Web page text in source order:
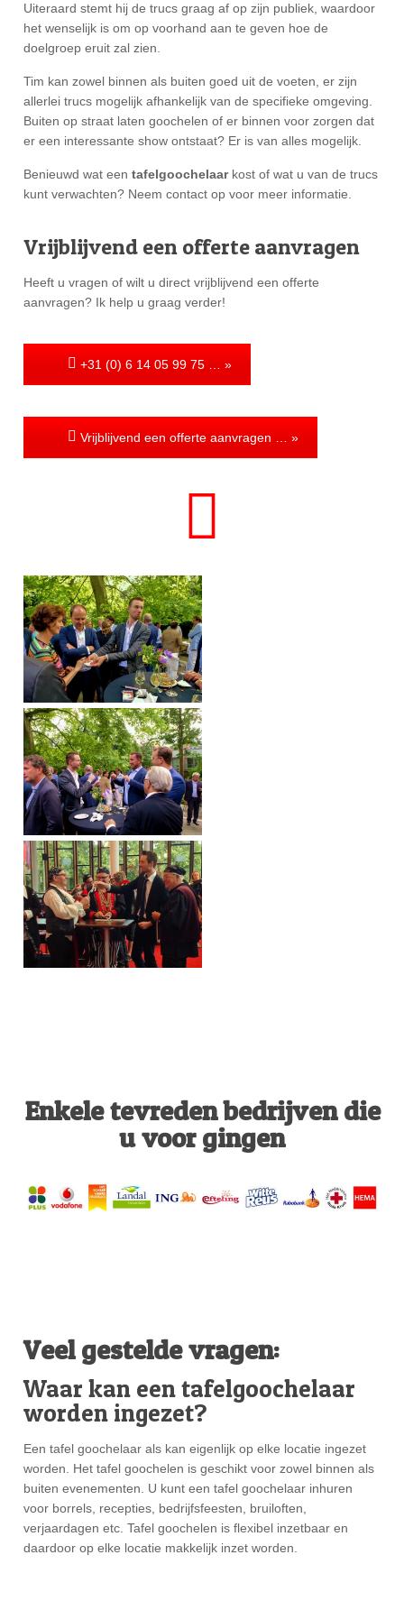
Uiteraard stemt hij de trucs graag af op zijn publiek, waardoor
het wenselijk is om op voorhand aan te geven hoe de
doelgroep eruit zal zien.
Tim kan zowel binnen als buiten goed uit de voeten, er zijn
allerlei trucs mogelijk afhankelijk van de specifieke omgeving.
Buiten op straat laten goochelen of er binnen voor zorgen dat
er een interessante show ontstaat? Er is van alles mogelijk.
Benieuwd wat eentafelgoochelaarkost of wat u van de trucs
kunt verwachten? Neem contact op voor meer informatie.
Vrijblijvend een offerte aanvragen
Heeft u vragen of wilt u direct vrijblijvend een offerte
aanvragen? Ik help u graag verder!
+31 (0) 6 14 05 99 75 … »
Vrijblijvend een offerte aanvragen … »
Enkele tevreden bedrijven die
u voor gingen
Veel gestelde vragen:
Waar kan een tafelgoochelaar
worden ingezet?
Een tafel goochelaar als kan eigenlijk op elke locatie ingezet
worden. Het tafel goochelen is geschikt voor zowel binnen als
buiten evenementen. U kunt een tafel goochelaar inhuren
voor borrels, recepties, bedrijfsfeesten, bruiloften,
verjaardagen etc. Tafel goochelen is flexibel inzetbaar en
daardoor op elke locatie makkelijk inzet worden.